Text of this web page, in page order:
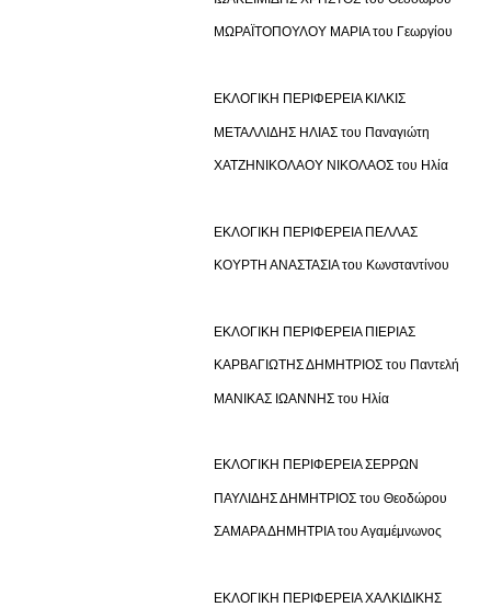
ΜΩΡΑΪΤΟΠΟΥΛΟΥ ΜΑΡΙΑ του Γεωργίου
ΕΚΛΟΓΙΚΗ ΠΕΡΙΦΕΡΕΙΑ ΚΙΛΚΙΣ
ΜΕΤΑΛΛΙΔΗΣ ΗΛΙΑΣ του Παναγιώτη
ΧΑΤΖΗΝΙΚΟΛΑΟΥ ΝΙΚΟΛΑΟΣ του Ηλία
ΕΚΛΟΓΙΚΗ ΠΕΡΙΦΕΡΕΙΑ ΠΕΛΛΑΣ
ΚΟΥΡΤΗ ΑΝΑΣΤΑΣΙΑ του Κωνσταντίνου
ΕΚΛΟΓΙΚΗ ΠΕΡΙΦΕΡΕΙΑ ΠΙΕΡΙΑΣ
ΚΑΡΒΑΓΙΩΤΗΣ ΔΗΜΗΤΡΙΟΣ του Παντελή
ΜΑΝΙΚΑΣ ΙΩΑΝΝΗΣ του Ηλία
ΕΚΛΟΓΙΚΗ ΠΕΡΙΦΕΡΕΙΑ ΣΕΡΡΩΝ
ΠΑΥΛΙΔΗΣ ΔΗΜΗΤΡΙΟΣ του Θεοδώρου
ΣΑΜΑΡΑ ΔΗΜΗΤΡΙΑ του Αγαμέμνωνος
ΕΚΛΟΓΙΚΗ ΠΕΡΙΦΕΡΕΙΑ ΧΑΛΚΙΔΙΚΗΣ